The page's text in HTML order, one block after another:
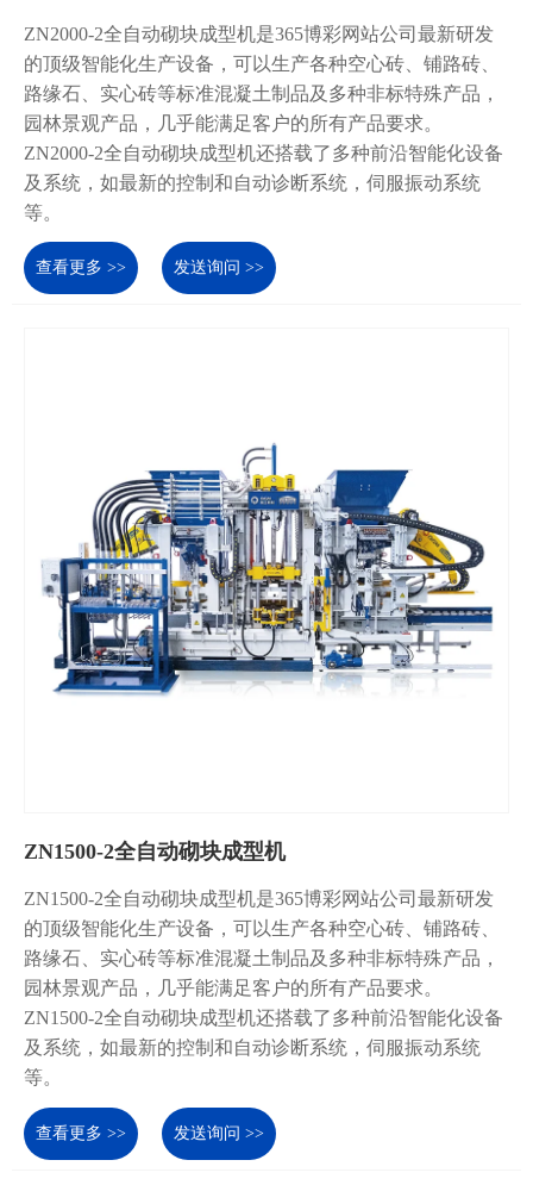
ZN2000-2全自动砌块成型机是365博彩网站公司最新研发
的顶级智能化生产设备，可以生产各种空心砖、铺路砖、
路缘石、实心砖等标准混凝土制品及多种非标特殊产品，
园林景观产品，几乎能满足客户的所有产品要求。
ZN2000-2全自动砌块成型机还搭载了多种前沿智能化设备
及系统，如最新的控制和自动诊断系统，伺服振动系统
等。
查看更多 >> 发送询问 >>
ZN1500-2全自动砌块成型机
ZN1500-2全自动砌块成型机是365博彩网站公司最新研发
的顶级智能化生产设备，可以生产各种空心砖、铺路砖、
路缘石、实心砖等标准混凝土制品及多种非标特殊产品，
园林景观产品，几乎能满足客户的所有产品要求。
ZN1500-2全自动砌块成型机还搭载了多种前沿智能化设备
及系统，如最新的控制和自动诊断系统，伺服振动系统
等。
查看更多 >> 发送询问 >>